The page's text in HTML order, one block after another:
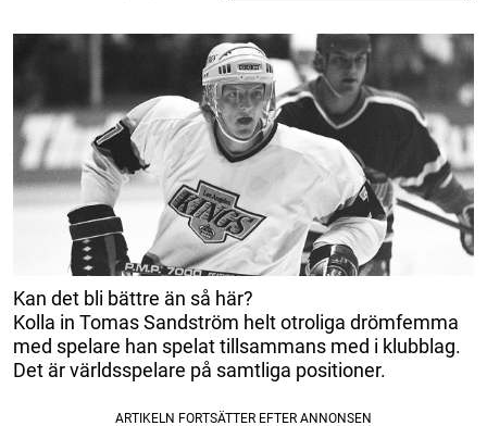
Kan det bli bättre än så här?
Kolla in Tomas Sandström helt otroliga drömfemma
med spelare han spelat tillsammans med i klubblag.
Det är världsspelare på samtliga positioner.